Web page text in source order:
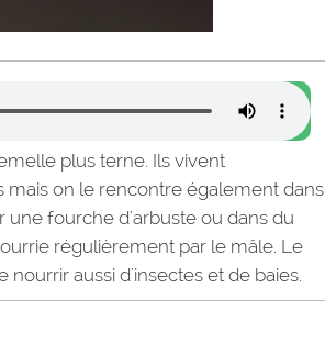
plus terne. Ils vivent
mais on le rencontre également dans
une fourche d'arbuste ou dans du
régulièrement par le mâle. Le
aussi d'insectes et de baies.